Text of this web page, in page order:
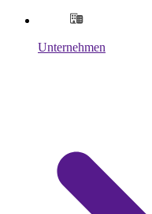
Unternehmen